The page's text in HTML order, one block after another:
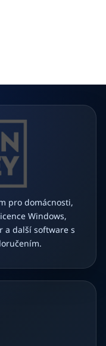
pro domácnosti,
Windows,
a další software s